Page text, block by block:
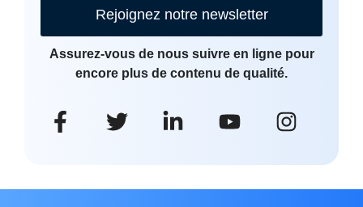
Rejoignez notre newsletter
Assurez-vous de nous suivre en ligne pour
encore plus de contenu de qualité.